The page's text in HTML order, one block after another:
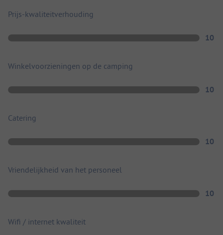
Prijs-kwaliteitverhouding
10
Winkelvoorzieningen op de camping
10
Catering
10
Vriendelijkheid van het personeel
10
Wifi / internet kwaliteit